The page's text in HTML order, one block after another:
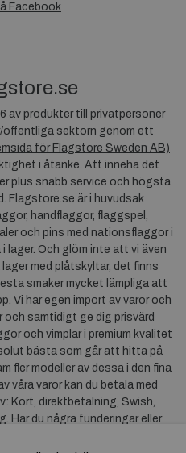
Facebook
av produkter till privatpersoner
sektorn genom ett
för Flagstore Sweden AB)
i åtanke. Att inneha det
plus snabb service och högsta
Flagstore.se är i huvudsak
handflaggor, flaggspel,
och pins med nationsflaggor i
lager. Och glöm inte att vi även
med plåtskyltar, det finns
smaker mycket lämpliga att
Vi har egen import av varor och
och samtidigt ge dig prisvärd
och vimplar i premium kvalitet
bästa som går att hitta på
fler modeller av dessa i den fina
våra varor kan du betala med
Kort, direktbetalning, Swish,
Har du några funderingar eller